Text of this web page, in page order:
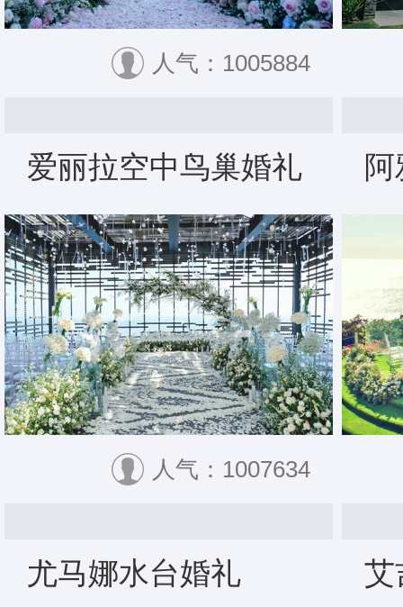
人气：1005884
爱丽拉空中鸟巢婚礼
人气：1007634
尤马娜水台婚礼 艾